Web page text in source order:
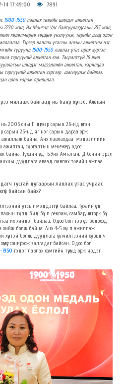
14 17:49:00 7891
1900-1950лавлах төвийн шилдэг ажилтан
2230 жил, Их Монгол Улс байгуулагдсаны 815 жил,
хөдөлмөрөө төрдөө үнэлүүлж, төрийн дээд одон
Тэрээр лавлах утасны анхны ажилтны нэг.
түрүүнд 1900-1950лавлах утас орох хүртэл
тэргүүний ажилтан юм. Тасралтгүй 16 жил
шилдэг мэдээллийн ажилтан, харилцаа
тэргүүний ажилтан зэргээр шагнуулж байжээ.
цөөн хором ярилцлаа.
мялааж байгаад нь баяр хүргэе. Ажлын
2005 оны 11 дүгээр сарын 26-нд үүсгэн
сарын 25-нд яг нэг сарын дараа орж
ажиллаж байна. Анх лавлахдаа мэдээллийн
ажилтан, сургалтын менежер, одоо
байна. Тухайн үед Б.Энх-Амгалан, Д.Сонингэрэл
дуудлага аваад лавлах төвийн ажлаа
тусгай дугаарын лавлах утас учраас
байсан байх?
утсыг мэддэггүй байлаа. Тухайн үед
тулд бид бүх л реклам, самбар, шторк бүх
их хийдэг байлаа. Одоо бол тэр үеэ бодоход
хийж болж байна. Анх 4-5 хүн л ажиллаж
болж, дуудлага үйлчилгээний хувьд ч
хүмүүс сонирхож залгадаг байсан. Одоо бол
1950 гэдэг лавлах хамгийн түрүүнд орж ирдэг